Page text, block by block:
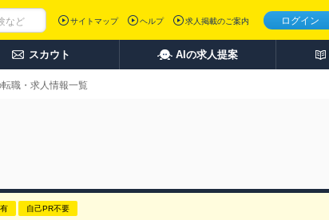
ログイン
サイトマップ ヘルプ 求人掲載のご案内
スカウト AIの求人提案
職・求人情報一覧
自己PR不要